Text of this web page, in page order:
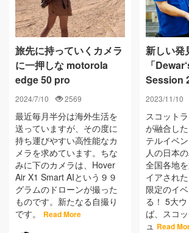
旅先に持っていくカメラ
に一押しな motorola
edge 50 pro
2024/7/10 2569
最近毎月半分は海外生活を
送っていますが、その度に
持ち運びやすい高性能なカ
メラを求めています。ちな
みに下のカメラは、Hover
Air X1 Smart AIという９９
グラムのドローンが撮った
ものです。新たなる自撮り
です。
Read More
新しい発
「
Session
2023/11/10
スコット
が融合し
テルイベ
人の日本
全国各地
イアされ
限定のイ
る！ 5大
ば、スコ
ュ Read